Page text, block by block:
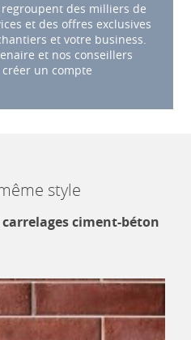
des milliers de
et des offres exclusives
et votre business.
et nos conseillers
un compte
style
ciment-béton